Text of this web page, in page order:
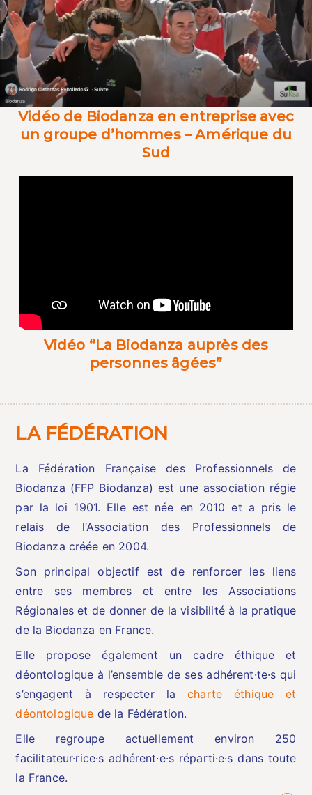
Vidéo de Biodanza en entreprise avec
un groupe d’hommes – Amérique du
Sud
Vidéo “La Biodanza auprès des
personnes âgées”
LA FÉDÉRATION
La Fédération Française des Professionnels de
Biodanza (FFP Biodanza) est une association régie
par la loi 1901. Elle est née en 2010 et a pris le
relais de l’Association des Professionnels de
Biodanza créée en 2004.
Son principal objectif est de renforcer les liens
entre ses membres et entre les Associations
Régionales et de donner de la visibilité à la pratique
de la Biodanza en France.
Elle propose également un cadre éthique et
déontologique à l’ensemble de ses adhérent·te·s qui
s’engagent à respecter lacharte éthique et
déontologique de la Fédération.
Elle regroupe actuellement environ 250
facilitateur·rice·s adhérent·e·s réparti·e·s dans toute
la France.